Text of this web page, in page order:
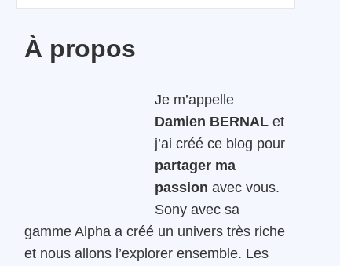
À propos
Je m’appelle
Damien BERNAL et
j’ai créé ce blog pour
partager ma
passion avec vous.
Sony avec sa
gamme Alpha a créé un univers très riche
et nous allons l’explorer ensemble. Les